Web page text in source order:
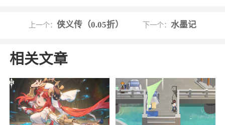
4、特色②自动打折，任意时间充值无障碍
小编评价
1、该平台拥有各种bt版手游，用户上线就送
VIP，高比例充值，充值有返利，免费送元宝/钻
上一个： 侠义传（0.05折） 下一个：水墨记
相关文章